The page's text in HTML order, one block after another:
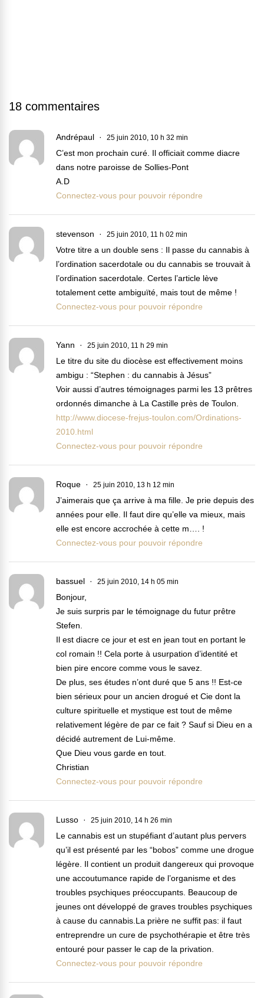
18 commentaires
Andrépaul 25 juin 2010, 10 h 32 min
C’est mon prochain curé. Il officiait comme diacre
dans notre paroisse de Sollies-Pont
A.D
Connectez-vous pour pouvoir répondre
stevenson 25 juin 2010, 11 h 02 min
Votre titre a un double sens : Il passe du cannabis à
l’ordination sacerdotale ou du cannabis se trouvait à
l’ordination sacerdotale. Certes l’article lève
totalement cette ambiguïté, mais tout de même !
Connectez-vous pour pouvoir répondre
Yann 25 juin 2010, 11 h 29 min
Le titre du site du diocèse est effectivement moins
ambigu : “Stephen : du cannabis à Jésus”
Voir aussi d’autres témoignages parmi les 13 prêtres
ordonnés dimanche à La Castille près de Toulon.
http://www.diocese-frejus-toulon.com/Ordinations-
2010.html
Connectez-vous pour pouvoir répondre
Roque 25 juin 2010, 13 h 12 min
J’aimerais que ça arrive à ma fille. Je prie depuis des
années pour elle. Il faut dire qu’elle va mieux, mais
elle est encore accrochée à cette m…. !
Connectez-vous pour pouvoir répondre
bassuel 25 juin 2010, 14 h 05 min
Bonjour,
Je suis surpris par le témoignage du futur prêtre
Stefen.
Il est diacre ce jour et est en jean tout en portant le
col romain !! Cela porte à usurpation d’identité et
bien pire encore comme vous le savez.
De plus, ses études n’ont duré que 5 ans !! Est-ce
bien sérieux pour un ancien drogué et Cie dont la
culture spirituelle et mystique est tout de même
relativement légère de par ce fait ? Sauf si Dieu en a
décidé autrement de Lui-même.
Que Dieu vous garde en tout.
Christian
Connectez-vous pour pouvoir répondre
Lusso 25 juin 2010, 14 h 26 min
Le cannabis est un stupéfiant d’autant plus pervers
qu’il est présenté par les “bobos” comme une drogue
légère. Il contient un produit dangereux qui provoque
une accoutumance rapide de l’organisme et des
troubles psychiques préoccupants. Beaucoup de
jeunes ont développé de graves troubles psychiques
à cause du cannabis.La prière ne suffit pas: il faut
entreprendre un cure de psychothérapie et être très
entouré pour passer le cap de la privation.
Connectez-vous pour pouvoir répondre